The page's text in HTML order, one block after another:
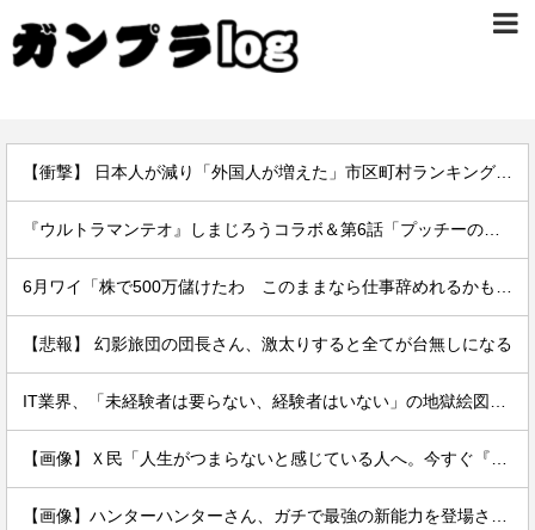
【悲報】 幻影旅団の団長さん、激太りすると全てが台無しになる